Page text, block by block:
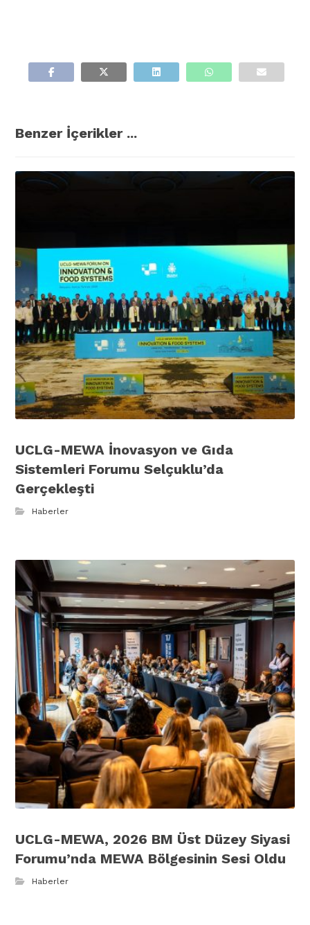
Benzer İçerikler ...
UCLG-MEWA İnovasyon ve Gıda
Sistemleri Forumu Selçuklu’da
Gerçekleşti
Haberler
UCLG-MEWA, 2026 BM Üst Düzey Siyasi
Forumu’nda MEWA Bölgesinin Sesi Oldu
Haberler